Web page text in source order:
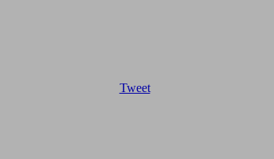
Tweet